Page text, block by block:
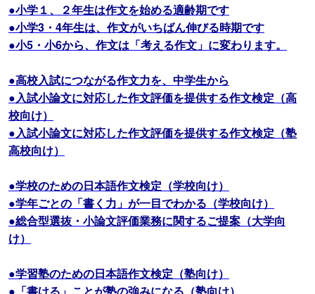
●小学１、２年生は作文を始める適齢期です
●小学3・4年生は、作文がいちばん伸びる時期です
●小5・小6から、作文は「考える作文」に変わります。
●高校入試につながる作文力を、中学生から
●入試小論文に対応した作文評価を提供する作文検定（高
校向け）
●入試小論文に対応した作文評価を提供する作文検定（塾
高校向け）
●学校のための日本語作文検定（学校向け）
●学年ごとの「書く力」が一目でわかる（学校向け）
●総合型選抜・小論文評価業務に関するご提案（大学向
け）
●学習塾のための日本語作文検定（塾向け）
●「書ける」ことが塾の強みになる（塾向け）